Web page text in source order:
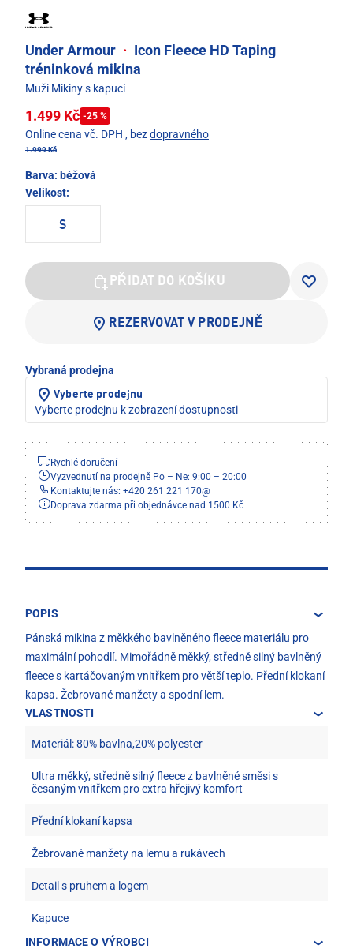
Under Armour · Icon Fleece HD Taping
tréninková mikina
Muži Mikiny s kapucí
1.499 Kč -25 %
Online cena vč. DPH , bezdopravného
1.999 Kč
Barva: béžová
Velikost:
S
PŘIDAT DO KOŠÍKU
REZERVOVAT V PRODEJNĚ
Vybraná prodejna
Vyberte prodejnu
Vyberte prodejnu k zobrazení dostupnosti
Rychlé doručení
Vyzvednutí na prodejně Po – Ne: 9:00 – 20:00
Kontaktujte nás: +420 261 221 170@
Doprava zdarma při objednávce nad 1500 Kč
POPIS
Pánská mikina z měkkého bavlněného fleece materiálu pro
maximální pohodlí. Mimořádně měkký, středně silný bavlněný
fleece s kartáčovaným vnitřkem pro větší teplo. Přední klokaní
kapsa. Žebrované manžety a spodní lem.
VLASTNOSTI
Materiál: 80% bavlna,20% polyester
Ultra měkký, středně silný fleece z bavlněné směsi s
česaným vnitřkem pro extra hřejivý komfort
Přední klokaní kapsa
Žebrované manžety na lemu a rukávech
Detail s pruhem a logem
Kapuce
INFORMACE O VÝROBCI